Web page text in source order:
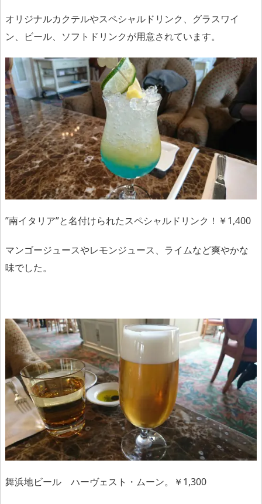
オリジナルカクテルやスペシャルドリンク、グラスワイ
ン、ビール、ソフトドリンクが用意されています。
”南イタリア”と名付けられたスペシャルドリンク！￥1,400
マンゴージュースやレモンジュース、ライムなど爽やかな
味でした。
舞浜地ビール ハーヴェスト・ムーン。￥1,300